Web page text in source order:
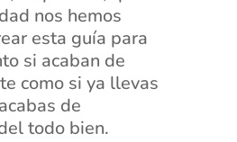
nos hemos
esta guía para
si acaban de
como si ya llevas
de
todo bien.